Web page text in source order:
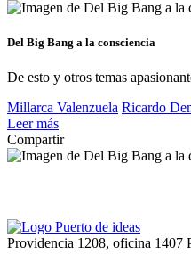
Del Big Bang a la consciencia
De esto y otros temas
Millarca Valenzuela Ricardo
Leer más
Compartir
Providencia 1208, oficina 1407